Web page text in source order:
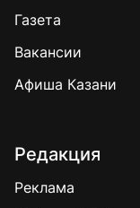
Газета
Вакансии
Афиша Казани
Редакция
Реклама